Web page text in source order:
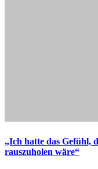
„Ich hatte das Gefühl,
rauszuholen wäre“